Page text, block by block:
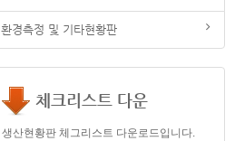
환경측정 및 기타현황판
체크리스트 다운
생산현황판 체그리스트 다운로드입니다.